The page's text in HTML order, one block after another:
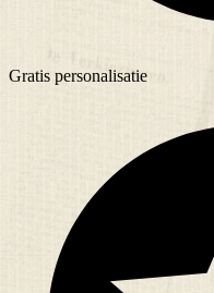
Gratis personalisatie